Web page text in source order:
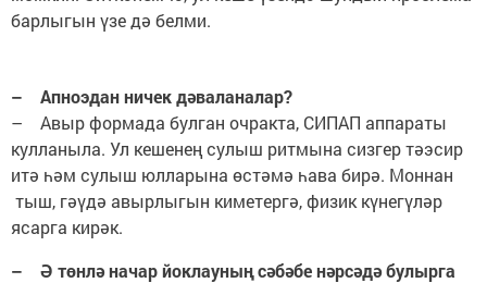
барлыгын үзе дә белми.
– Апноэдан ничек дәваланалар?
– Авыр формада булган очракта, СИПАП аппараты
кулланыла. Ул кешенең сулыш ритмына сизгер тәэсир
итә һәм сулыш юлларына өстәмә һава бирә. Моннан
тыш, гәүдә авырлыгын киметергә, физик күнегүләр
ясарга кирәк.
– Ә төнлә начар йоклауның сәбәбе нәрсәдә булырга